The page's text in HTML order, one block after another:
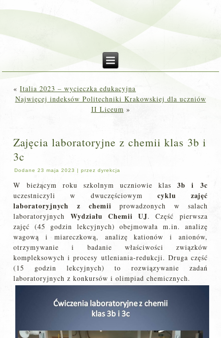
«Italia 2023 – wycieczka edukacyjna
Najwięcej indeksów Politechniki Krakowskiej dla uczniów
II Liceum »
Zajęcia laboratoryjne z chemii klas 3b i
3c
Dodane 23 maja 2023 |przez dyrekcja
W bieżącym roku szkolnym uczniowie klas3b i 3c
uczestniczyli w dwuczęściowym cyklu zajęć
laboratoryjnych z chemii prowadzonych w salach
laboratoryjnych Wydziału Chemii UJ. Część pierwsza
zajęć (45 godzin lekcyjnych) obejmowała m.in. analizę
wagową i miareczkową, analizę kationów i anionów,
otrzymywanie i badanie właściwości związków
kompleksowych i procesy utleniania-redukcji. Druga część
(15 godzin lekcyjnych) to rozwiązywanie zadań
laboratoryjnych z konkursów i olimpiad chemicznych.